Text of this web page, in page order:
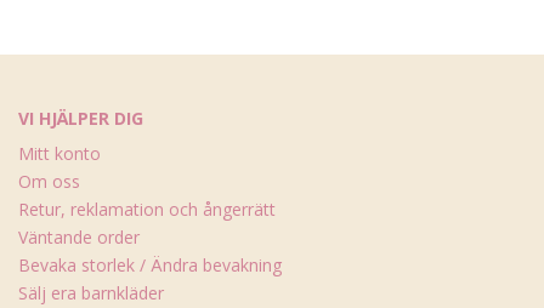
VI HJÄLPER DIG
Mitt konto
Om oss
Retur, reklamation och ångerrätt
Väntande order
Bevaka storlek / Ändra bevakning
Sälj era barnkläder